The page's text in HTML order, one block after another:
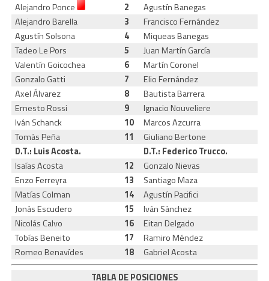
Alejandro Ponce
2
Agustín Banegas
Alejandro Barella
3
Francisco Fernández
Agustín Solsona
4
Miqueas Banegas
Tadeo Le Pors
5
Juan Martín García
Valentín Goicochea
6
Martín Coronel
Gonzalo Gatti
7
Elio Fernández
Axel Álvarez
8
Bautista Barrera
Ernesto Rossi
9
Ignacio Nouveliere
Iván Schanck
10
Marcos Azcurra
Tomás Peña
11
Giuliano Bertone
D.T.: Luis Acosta.
D.T.: Federico Trucco.
Isaías Acosta
12
Gonzalo Nievas
Enzo Ferreyra
13
Santiago Maza
Matías Colman
14
Agustín Pacifici
Jonás Escudero
15
Iván Sánchez
Nicolás Calvo
16
Eitan Delgado
Tobías Beneito
17
Ramiro Méndez
Romeo Benavídes
18
Gabriel Acosta
TABLA DE POSICIONES